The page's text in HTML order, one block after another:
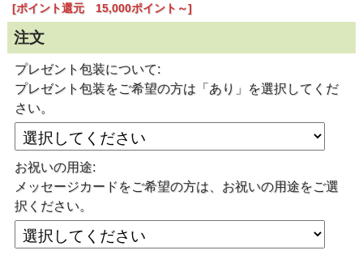
[ポイント還元 15,000ポイント～]
注文
プレゼント包装について:
プレゼント包装をご希望の方は「あり」を選択してくだ
さい。
お祝いの用途:
メッセージカードをご希望の方は、お祝いの用途をご選
択ください。